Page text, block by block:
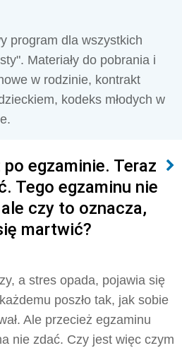
program dla wszystkich
Materiały do pobrania i
w rodzinie, kontrakt
kodeks młodych w
egzaminie. Teraz
Tego egzaminu nie
czy to oznacza,
martwić?
a stres opada, pojawia się
poszło tak, jak sobie
Ale przecież egzaminu
nie zdać. Czy jest więc czym